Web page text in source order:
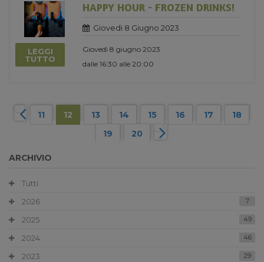
LEGGI
TUTTO
HAPPY HOUR - FROZEN DRINKS!
Giovedi 8 Giugno 2023
Giovedì 8 giugno 2023
dalle 16:30 alle 20:00
11 12 13 14 15 16 17
18
19
20
ARCHIVIO
Tutti
2026
7
2025 49
2024 46
2023 29